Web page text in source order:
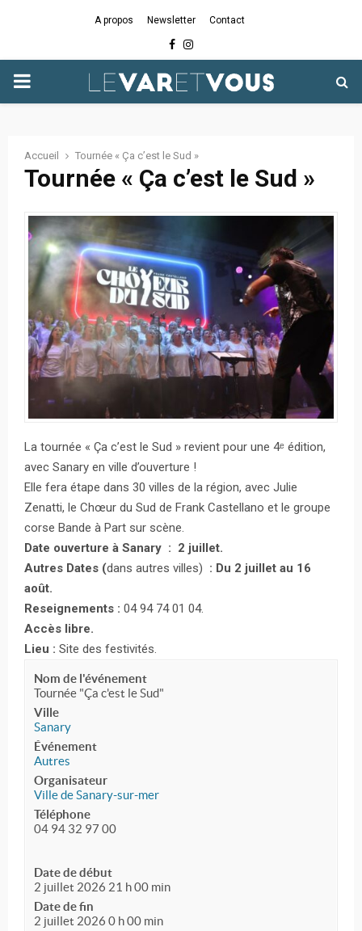
A propos Newsletter Contact
Facebook
Instagram
PRIMARY
Accueil Tournée « Ça c’est le Sud »
Tournée « Ça c’est le Sud »
La tournée « Ça c’est le Sud » revient pour une 4ᵉ édition,
avec Sanary en ville d’ouverture !
Elle fera étape dans 30 villes de la région, avec Julie
Zenatti, le Chœur du Sud de Frank Castellano et le groupe
corse Bande à Part sur scène.
Date ouverture à Sanary : 2 juillet.
Autres Dates (dans autres villes) : Du 2 juillet au 16
août.
Reseignements : 04 94 74 01 04.
Accès libre.
Lieu : Site des festivités.
Nom de l'événement
Tournée "Ça c'est le Sud"
Ville
Sanary
Événement
Autres
Organisateur
Ville de Sanary-sur-mer
Téléphone
04 94 32 97 00
Date de début
2 juillet 2026 21 h 00 min
Date de fin
2 juillet 2026 0 h 00 min